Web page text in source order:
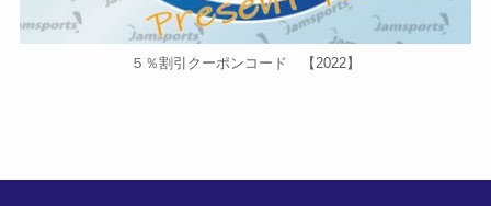
５％割引クーポンコード 【2022】